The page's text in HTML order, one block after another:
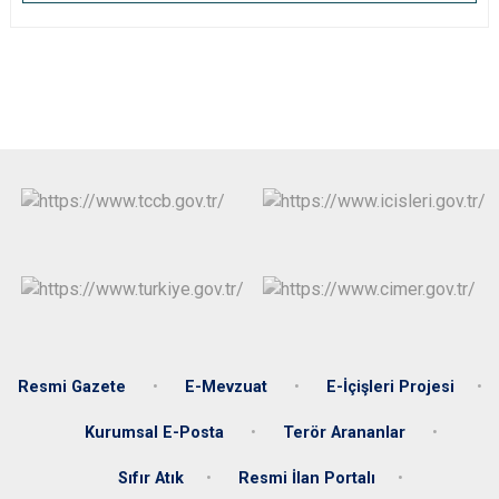
Resmi Gazete E-Mevzuat E-İçişleri Projesi
Kurumsal E-Posta Terör Arananlar
Sıfır Atık Resmi İlan Portalı